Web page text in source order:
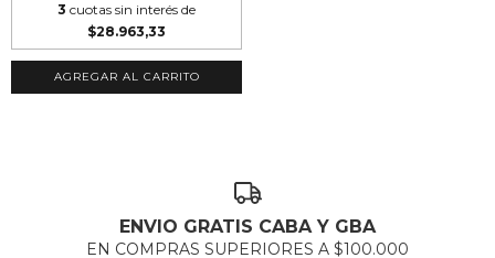
3 cuotas sin interés de
$28.963,33
AGREGAR AL CARRITO
ENVIO GRATIS CABA Y GBA
EN COMPRAS SUPERIORES A $100.000